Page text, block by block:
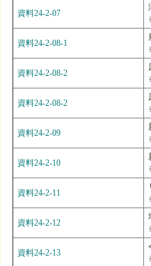
資料24-2-07
資料24-2-08-1
資料24-2-08-2
資料24-2-08-2
資料24-2-09
資料24-2-10
資料24-2-11
資料24-2-12
資料24-2-13